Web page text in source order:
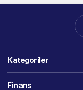
Kategoriler
Finans